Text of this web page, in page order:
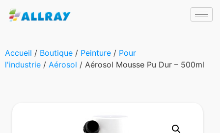
Accueil / Boutique / Peinture / Pour
l'industrie / Aérosol / Aérosol Mousse Pu Dur – 500ml